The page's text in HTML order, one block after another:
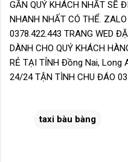
GẦN QUÝ KHÁCH NHẤT SẼ
NHANH NHẤT CÓ THỂ.
0378.422.443 TRANG WED
DÀNH CHO QUÝ KHÁCH
RẺ TẠI TỈNH Đồng Nai, Long
24/24 TẬN TÌNH CHU ĐÁO
taxi bàu bàng